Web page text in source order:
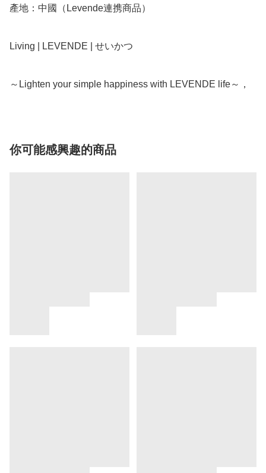
產地：中國（Levende連携商品）
Living | LEVENDE | せいかつ
～Lighten your simple happiness with LEVENDE life～，
你可能感興趣的商品